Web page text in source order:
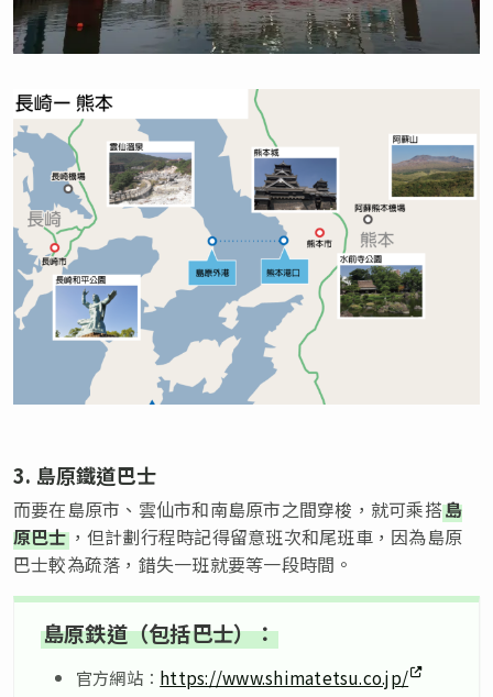
3. 島原鐵道巴士
而要在島原市、雲仙市和南島原市之間穿梭，就可乘搭島
原巴士，但計劃行程時記得留意班次和尾班車，因為島原
巴士較為疏落，錯失一班就要等一段時間。
島原鉄道（包括巴士）：
官方網站： https://www.shimatetsu.co.jp/